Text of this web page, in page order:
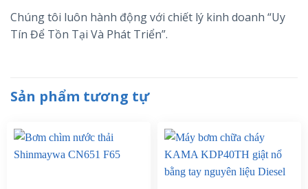
Chúng tôi luôn hành động với chiết lý kinh doanh “Uy
Tín Để Tồn Tại Và Phát Triển”.
Sản phẩm tương tự